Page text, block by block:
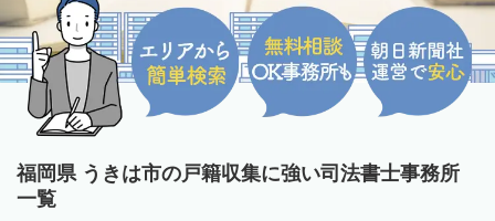
福岡県 うきは市の戸籍収集に強い司法書士事務所
一覧